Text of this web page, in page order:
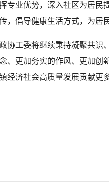
专业优势，深入社区为居民
，倡导健康生活方式，为居
协工委将继续秉持凝聚共识
、更加务实的作风、更加创
经济社会高质量发展贡献更